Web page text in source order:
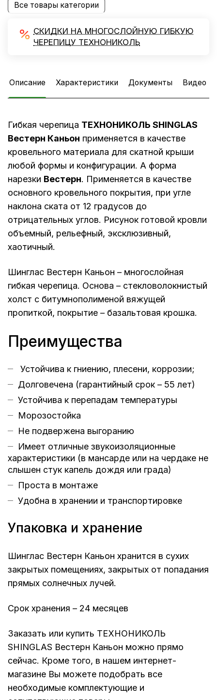
Все товары категории
СКИДКИ НА МНОГОСЛОЙНУЮ ГИБКУЮ
ЧЕРЕПИЦУ ТЕХНОНИКОЛЬ
Описание Характеристики Документы Видео
Гибкая черепица ТЕХНОНИКОЛЬ SHINGLAS
Вестерн Каньон применяется в качестве
кровельного материала для скатной крыши
любой формы и конфигурации. А форма
нарезки Вестерн. Применяется в качестве
основного кровельного покрытия, при угле
наклона ската от 12 градусов до
отрицательных углов. Рисунок готовой кровли
объемный, рельефный, эксклюзивный,
хаотичный.
Шинглас Вестерн Каньон – многослойная
гибкая черепица. Основа – стекловолокнистый
холст с битумнополименой вяжущей
пропиткой, покрытие – базальтовая крошка.
Преимущества
Устойчива к гниению, плесени, коррозии;
Долговечена (гарантийный срок – 55 лет)
Устойчива к перепадам температуры
Морозостойка
Не подвержена выгоранию
Имеет отличные звукоизоляционные
характеристики (в мансарде или на чердаке не
слышен стук капель дождя или града)
Проста в монтаже
Удобна в хранении и транспортировке
Упаковка и хранение
Шинглас Вестерн Каньон хранится в сухих
закрытых помещениях, закрытых от попадания
прямых солнечных лучей.
Срок хранения – 24 месяцев
Заказать или купить ТЕХНОНИКОЛЬ
SHINGLAS Вестерн Каньон можно прямо
сейчас. Кроме того, в нашем интернет-
магазине Вы можете подобрать все
необходимые комплектующие и